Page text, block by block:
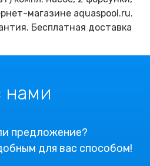
магазине aquaspool.ru.
Бесплатная доставка
нами
предложение?
для вас способом!